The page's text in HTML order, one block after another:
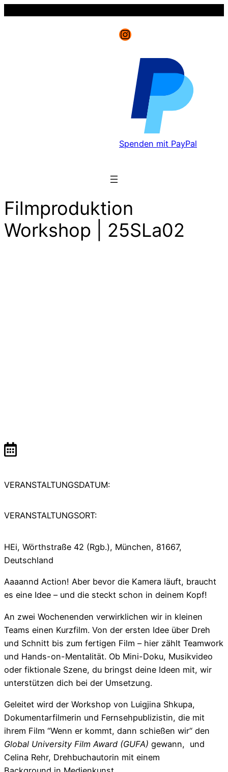
Instagram
Spenden mit PayPal
Filmproduktion
Workshop | 25SLa02
VERANSTALTUNGSDATUM:
VERANSTALTUNGSORT:
HEi, Wörthstraße 42 (Rgb.), München, 81667,
Deutschland
Aaaannd Action! Aber bevor die Kamera läuft, braucht
es eine Idee – und die steckt schon in deinem Kopf!
An zwei Wochenenden verwirklichen wir in kleinen
Teams einen Kurzfilm. Von der ersten Idee über Dreh
und Schnitt bis zum fertigen Film – hier zählt Teamwork
und Hands-on-Mentalität. Ob Mini-Doku, Musikvideo
oder fiktionale Szene, du bringst deine Ideen mit, wir
unterstützen dich bei der Umsetzung.
Geleitet wird der Workshop von Luigjina Shkupa,
Dokumentarfilmerin und Fernsehpublizistin, die mit
ihrem Film “Wenn er kommt, dann schießen wir“ den
Global University Film Award (GUFA) gewann, und
Celina Rehr, Drehbuchautorin mit einem